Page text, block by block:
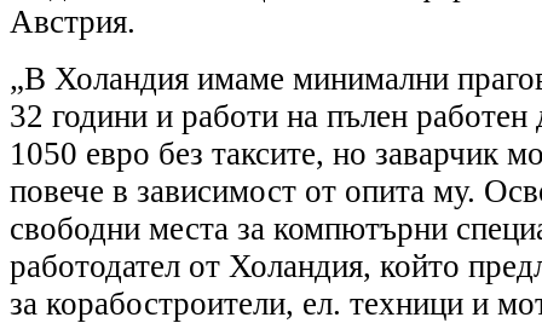
Австрия.
„В Холандия имаме минимални
32 години и работи на пълен
1050 евро без таксите, но заварчик
повече в зависимост от опита му.
свободни места за компютърни
работодател от Холандия, който
за корабостроители, ел. техници и